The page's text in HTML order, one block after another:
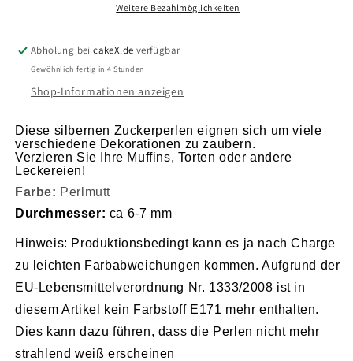
Weitere Bezahlmöglichkeiten
Abholung beicakeX.de verfügbar
Gewöhnlich fertig in 4 Stunden
Shop-Informationen anzeigen
Diese silbernen Zuckerperlen eignen sich um viele
verschiedene Dekorationen zu zaubern.
Verzieren Sie Ihre Muffins, Torten oder andere
Leckereien!
Farbe: Perlmutt
Durchmesser: ca 6-7 mm
Hinweis: Produktionsbedingt kann es ja nach Charge
zu leichten Farbabweichungen kommen. Aufgrund der
EU-Lebensmittelverordnung Nr. 1333/2008 ist in
diesem Artikel kein Farbstoff E171 mehr enthalten.
Dies kann dazu führen, dass die Perlen nicht mehr
strahlend weiß erscheinen